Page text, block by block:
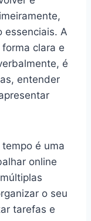
essenciais. A
clara e
é
entender
é uma
online
o seu
tarefas e